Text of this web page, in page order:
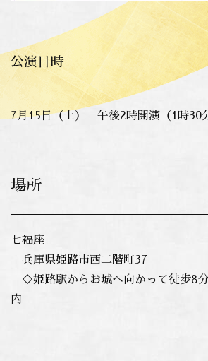
公演日時
7月15日（土） 午後2時開演（1時30
場所
七福座
兵庫県姫路市西二階町37
◇姫路駅からお城へ向かって徒歩8
内